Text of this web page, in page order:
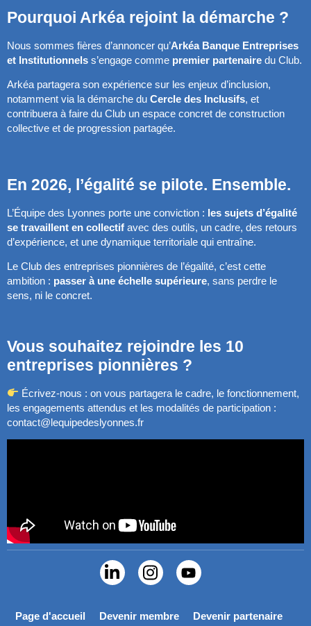
Pourquoi Arkéa rejoint la démarche ?
Nous sommes fières d’annoncer qu’Arkéa Banque Entreprises
et Institutionnels s’engage comme premier partenaire du Club.
Arkéa partagera son expérience sur les enjeux d’inclusion,
notamment via la démarche du Cercle des Inclusifs, et
contribuera à faire du Club un espace concret de construction
collective et de progression partagée.
En 2026, l’égalité se pilote. Ensemble.
L’Équipe des Lyonnes porte une conviction : les sujets d’égalité
se travaillent en collectif avec des outils, un cadre, des retours
d’expérience, et une dynamique territoriale qui entraîne.
Le Club des entreprises pionnières de l’égalité, c’est cette
ambition : passer à une échelle supérieure, sans perdre le
sens, ni le concret.
Vous souhaitez rejoindre les 10
entreprises pionnières ?
Écrivez-nous : on vous partagera le cadre, le fonctionnement,
les engagements attendus et les modalités de participation :
contact@lequipedeslyonnes.fr
Page d'accueil Devenir membre Devenir partenaire